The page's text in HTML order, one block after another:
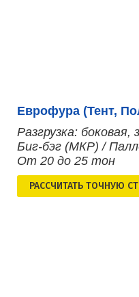
Еврофура (Тент,
Разгрузка: боковая,
Биг-бэг (МКР) /
От 20 до 25 тон
РАСCЧИТАТЬ ТОЧНУЮ